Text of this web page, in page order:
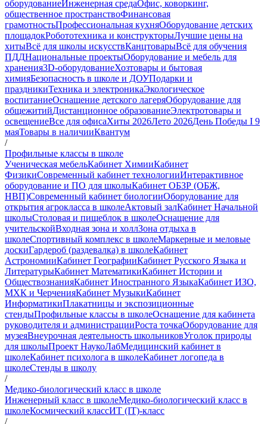
оборудованиеИнженерная средаОфис, коворкинг,
общественное пространствоФинансовая
грамотностьПрофессиональная кухняОборудование детских
площадокРобототехника и конструкторыЛучшие цены на
хитыВсё для школы искусствКанцтоварыВсё для обучения
ПДДНациональные проектыОборудование и мебель для
хранения3D-оборудованиеХозтовары и бытовая
химияБезопасность в школе и ДОУПодарки и
праздникиТехника и электроникаЭкологическое
воспитаниеОснащение детского лагеряОборудование для
общежитийДистанционное образованиеЭлектротовары и
освещениеВсе для офисаХиты 2026Лето 2026День Победы I 9
маяТовары в наличииКвантум
/
Профильные классы в школе
Ученическая мебельКабинет ХимииКабинет
ФизикиСовременный кабинет технологииИнтерактивное
оборудование и ПО для школыКабинет ОБЗР (ОБЖ,
НВП)Современный кабинет биологииОборудование для
открытия агрокласса в школеАктовый залКабинет Начальной
школыСтоловая и пищеблок в школеОснащение для
учительскойВходная зона и холлЗона отдыха в
школеСпортивный комплекс в школеМаркерные и меловые
доскиГардероб (раздевалка) в школеКабинет
АстрономииКабинет ГеографииКабинет Русского Языка и
ЛитературыКабинет МатематикиКабинет Истории и
ОбществознанияКабинет Иностранного ЯзыкаКабинет ИЗО,
МХК и ЧерченияКабинет МузыкиКабинет
ИнформатикиПлакатницы и экспозиционные
стендыПрофильные классы в школеОснащение для кабинета
руководителя и администрацииРоста точкаОборудование для
музеяВнеурочная деятельность школьниковУголок природы
для школыПроект НаукоЛабМедицинский кабинет в
школеКабинет психолога в школеКабинет логопеда в
школеСтенды в школу
/
Медико-биологический класс в школе
Инженерный класс в школеМедико-биологический класс в
школеКосмический классИТ (IT)-класс
/